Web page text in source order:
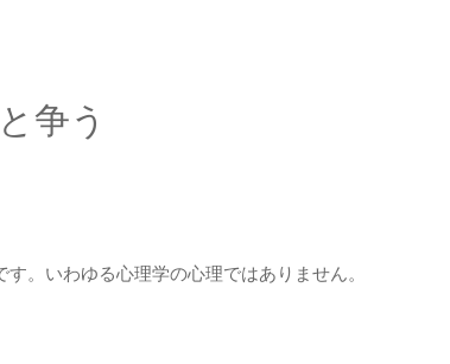
争う
。いわゆる心理学の心理ではありません。